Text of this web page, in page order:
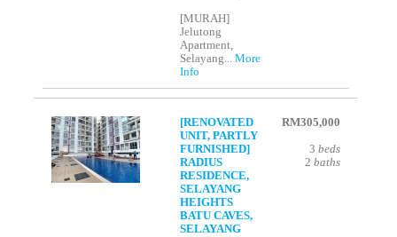
[MURAH]
Jelutong
Apartment,
Selayang...More
Info
[RENOVATED
UNIT, PARTLY
FURNISHED]
RADIUS
RESIDENCE,
SELAYANG
HEIGHTS
BATU CAVES,
SELAYANG
RM305,000
3 beds
2 baths